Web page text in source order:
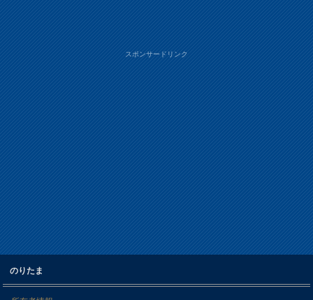
スポンサードリンク
のりたま